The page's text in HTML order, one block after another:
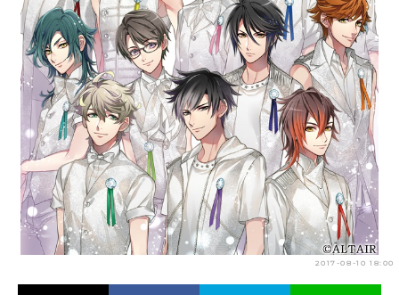
アニメ記事一覧 声優記事一覧
アニメ映画一覧 実写化映画一覧
今期アニメ曜日別一覧
春アニメ 夏アニメ
秋アニメ 冬アニメ
男性声優/女性声優一覧
FOLLOW US 2017-08-10 18:00